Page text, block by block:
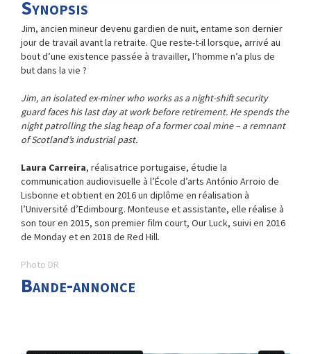
Synopsis
Jim, ancien mineur devenu gardien de nuit, entame son dernier
jour de travail avant la retraite. Que reste-t-il lorsque, arrivé au
bout d’une existence passée à travailler, l’homme n’a plus de
but dans la vie ?
Jim, an isolated ex-miner who works as a night-shift security
guard faces his last day at work before retirement. He spends the
night patrolling the slag heap of a former coal mine – a remnant
of Scotland’s industrial past.
Laura Carreira, réalisatrice portugaise, étudie la
communication audiovisuelle à l’École d’arts António Arroio de
Lisbonne et obtient en 2016 un diplôme en réalisation à
l’Université d’Edimbourg. Monteuse et assistante, elle réalise à
son tour en 2015, son premier film court, Our Luck, suivi en 2016
de Monday et en 2018 de Red Hill.
Photo DR
Bande-annonce